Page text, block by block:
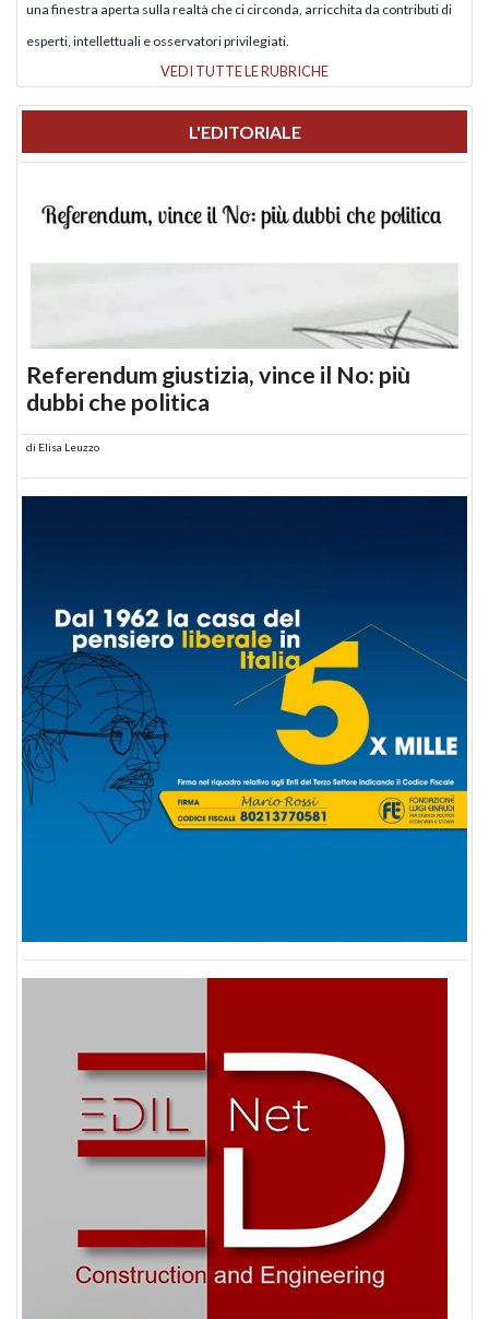
una finestra aperta sulla realtà che ci circonda, arricchita da contributi di
esperti, intellettuali e osservatori privilegiati.
VEDI TUTTE LE RUBRICHE
L'EDITORIALE
Referendum giustizia, vince il No: più
dubbi che politica
di Elisa Leuzzo